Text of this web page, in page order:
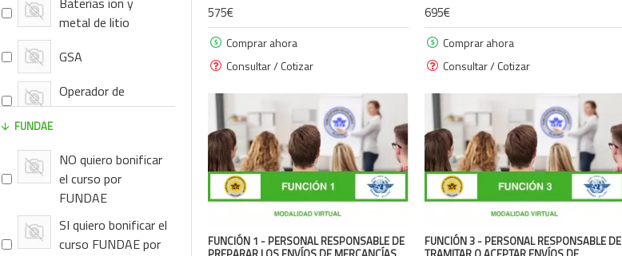
metal de litio
GSA
Operador de
Handling
Equipos y
maquinaria c/
MMPP
ID8000
FUNDAE
NO quiero bonificar
el curso por
FUNDAE
SI quiero bonificar el
curso FUNDAE por
575€
Comprar ahora
Consultar / Cotizar
695€
Comprar ahora
Consultar / Cotizar
FUNCIÓN 1 - PERSONAL RESPONSABLE DE
FUNCIÓN 3 - PERSONAL RESPONSABLE DE